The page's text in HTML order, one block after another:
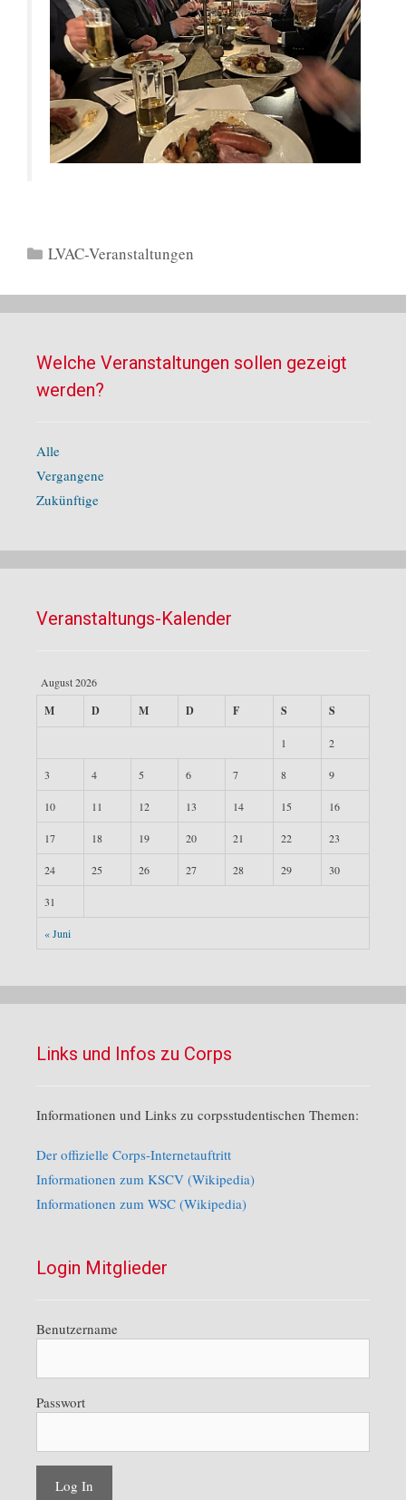
Kategorien
LVAC-Veranstaltungen
Welche Veranstaltungen sollen gezeigt
werden?
Alle
Vergangene
Zukünftige
Veranstaltungs-Kalender
August 2026
M D M D F S S
« Juni
1 2
3 4 5 6 7 8 9
10 11 12 13 14 15 16
17 18 19 20 21 22 23
24 25 26 27 28 29 30
31
Links und Infos zu Corps
Informationen und Links zu corpsstudentischen Themen:
Der offizielle Corps-Internetauftritt
Informationen zum KSCV (Wikipedia)
Informationen zum WSC (Wikipedia)
Login Mitglieder
Benutzername
Passwort